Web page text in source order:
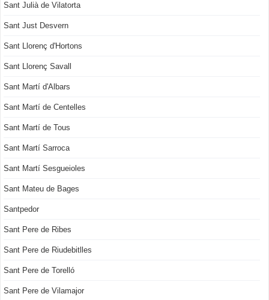
Sant Julià de Vilatorta
Sant Just Desvern
Sant Llorenç d'Hortons
Sant Llorenç Savall
Sant Martí d'Albars
Sant Martí de Centelles
Sant Martí de Tous
Sant Martí Sarroca
Sant Martí Sesgueioles
Sant Mateu de Bages
Santpedor
Sant Pere de Ribes
Sant Pere de Riudebitlles
Sant Pere de Torelló
Sant Pere de Vilamajor